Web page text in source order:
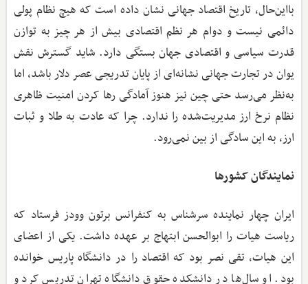
بااین‌حال، تاریخ اقتصاد جهانی نشان داده است که هیچ نظام پولی
دائمی نیست و دوام هر نظم اقتصادی بیش از هر چیز به توازن
قدرت سیاسی و اقتصادی جهان بستگی دارد. شاید گسترش نقش
یوان در تجارت جهانی نشانه‌ای از پایان تدریجی عصر دلار باشد، اما
به‌نظر می‌رسد حتی چین نیز هنوز آمادگی رها کردن امنیت ظاهری
نظام نرخ ارز مدیریت‌شده را ندارد. چرا که عادت به طلا و ثبات
ارز، به این سادگی از بین نمی‌رود.
نمایندگان کشورها
ایران چهار نماینده سرشناس به کنفرانس برتون وودز فرستاد که
ریاست هیات را ابوالحسن ابتهاج بر عهده داشت. یکی از اعضای
این هیات، تقی نصر بود که اقتصاد را در دانشگاه پاریس خوانده
بود. او سال‌ها در دانشکده حقوق دانشگاه تهران تدریس کرد و